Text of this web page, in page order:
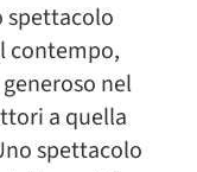
spettacolo
contempo,
nel
a quella
spettacolo